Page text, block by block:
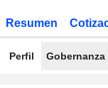
Resumen
Perfil Gobernanza